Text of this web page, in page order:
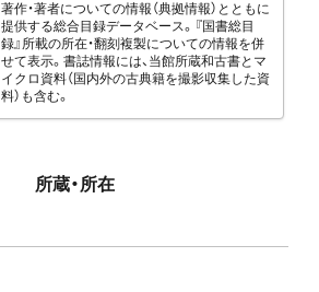
著作・著者についての情報（典拠情報）とともに
提供する総合目録データベース。『国書総目
録』所載の所在・翻刻複製についての情報を併
せて表示。書誌情報には、当館所蔵和古書とマ
イクロ資料（国内外の古典籍を撮影収集した資
料）も含む。
所蔵・所在